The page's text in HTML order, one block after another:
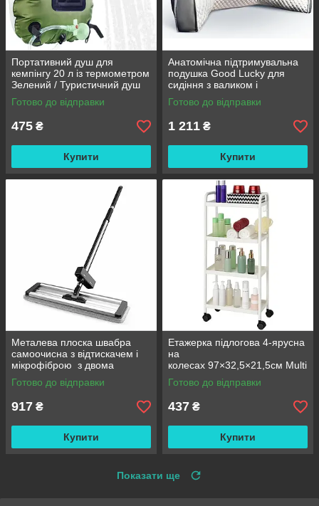
Портативний душ для
кемпінгу 20 л із термометром
Зелений / Туристичний душ
переносний з лійкою /
Польовий душ сумка
Готово до відправки
475 ₴
Купити
Анатомічна підтримувальна
подушка Good Lucky для
сидіння з валиком і
підлокітниками
Готово до відправки
1 211 ₴
Купити
Металева плоска швабра
самоочисна з відтискачем і
мікрофіброю з двома
змінними насадками M06
42см
Готово до відправки
917 ₴
Купити
Етажерка підлогова 4-ярусна
на
колесах 97×32,5×21,5см Multi
fucntion Rack JC606
/ Підлогова вузька стелаж-
Готово до відправки
437 ₴
Купити
Показати ще